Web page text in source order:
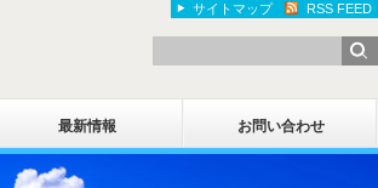
サイトマップ RSS FEED
最新情報 お問い合わせ